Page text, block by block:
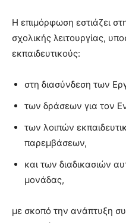
Η επιμόρφωση εστιάζει
σχολικής λειτουργίας,
εκπαιδευτικούς:
στη διασύνδεση των
των δράσεων για τον
των λοιπών
παρεμβάσεων,
και των διαδικασιών
μονάδας,
με σκοπό την ανάπτυξη